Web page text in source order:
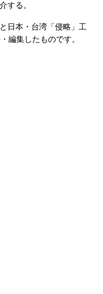
する。
日本・台湾「侵略」工
編集したものです。